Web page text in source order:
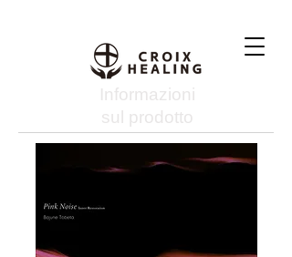
Informazioni
sul prodotto